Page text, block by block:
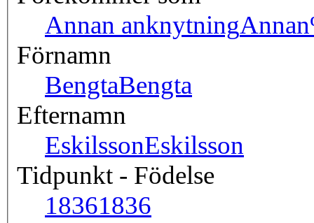
Annan anknytning
Förnamn
BengtaBengta
Efternamn
EskilssonEskilsson
Tidpunkt - Födelse
18361836